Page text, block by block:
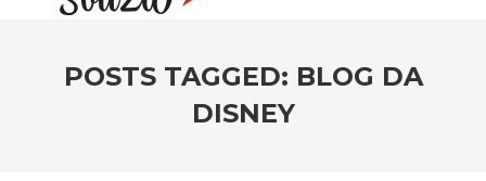
POSTS TAGGED: BLOG DA
DISNEY